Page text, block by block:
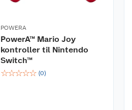
POWERA
PowerA™ Mario Joy
kontroller til Nintendo
Switch™
☆☆☆☆☆ (0)